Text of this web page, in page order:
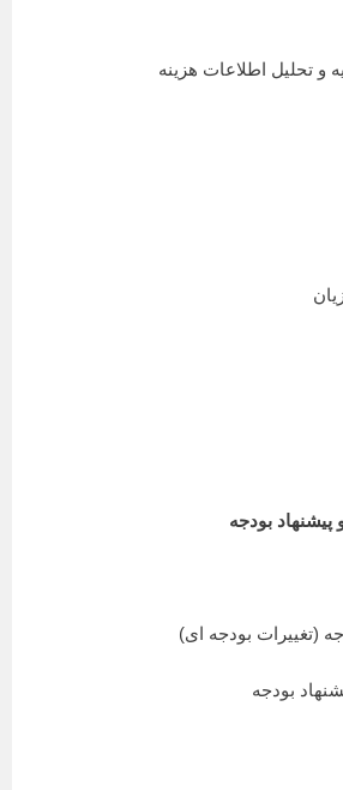
و تحلیل اطلاعات هزینه
بودجه
(تغییرات بودجه ای)
بودجه